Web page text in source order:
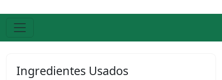
Ingredientes Usados